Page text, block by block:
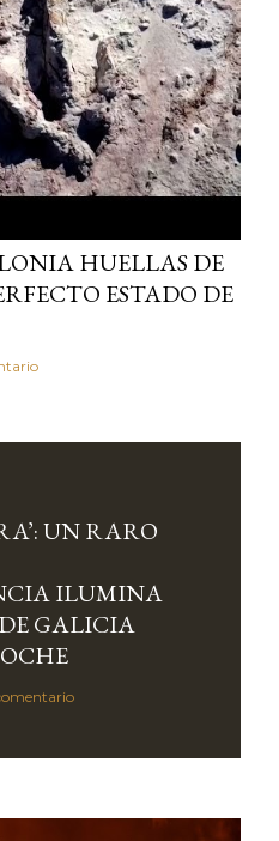
HUELLAS DE
ESTADO DE
UN RARO
ILUMINA
GALICIA